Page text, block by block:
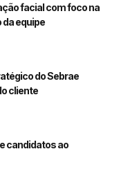
facial com foco na
da equipe
do Sebrae
cliente
candidatos ao